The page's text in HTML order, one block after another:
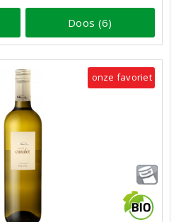
Doos (6)
onze favoriet